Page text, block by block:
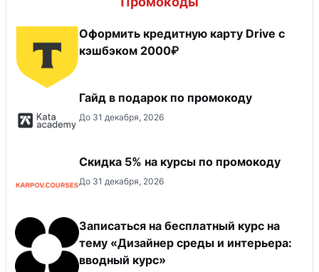
Оформить кредитную карту Drive с
кэшбэком 2000₽
Гайд в подарок по промокоду
До 31 декабря, 2026
Скидка 5% на курсы по промокоду
До 31 декабря, 2026
Записаться на бесплатный курс на
тему «Дизайнер среды и интерьера:
вводный курс»